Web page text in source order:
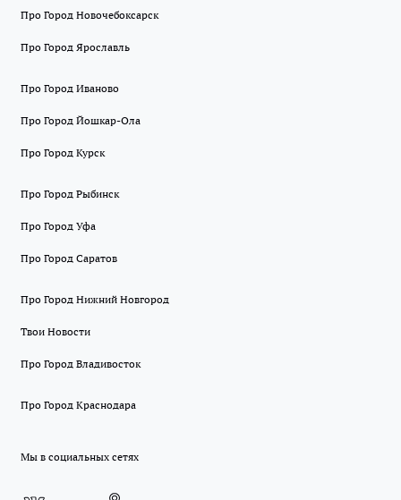
Про Город Новочебоксарск
Про Город Ярославль
Про Город Иваново
Про Город Йошкар-Ола
Про Город Курск
Про Город Рыбинск
Про Город Уфа
Про Город Саратов
Про Город Нижний Новгород
Твои Новости
Про Город Владивосток
Про Город Краснодара
Мы в социальных сетях